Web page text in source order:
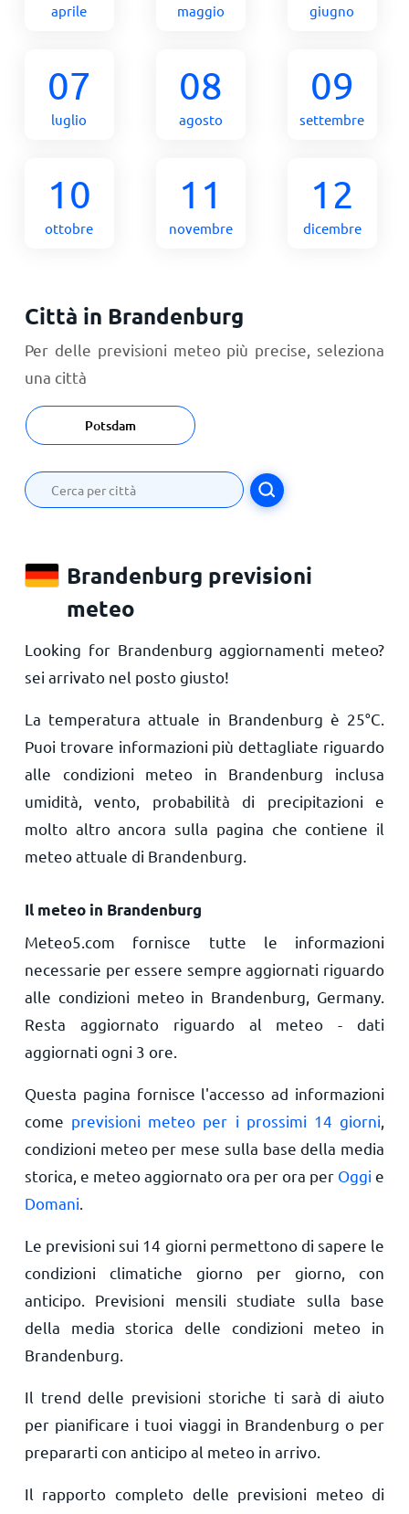
aprile maggio giugno
07
luglio
08
agosto
09
settembre
10
ottobre
11
novembre
12
dicembre
Città in Brandenburg
Per delle previsioni meteo più precise, seleziona
una città
Potsdam
Brandenburg previsioni
meteo
Looking for Brandenburg aggiornamenti meteo?
sei arrivato nel posto giusto!
La temperatura attuale in Brandenburg è 25°C
Puoi trovare informazioni più dettagliate riguardo
alle condizioni meteo in Brandenburg inclusa
umidità, vento, probabilità di precipitazioni e
molto altro ancora sulla pagina che contiene il
meteo attuale di Brandenburg.
Il meteo in Brandenburg
Meteo5.com fornisce tutte le informazioni
necessarie per essere sempre aggiornati riguardo
alle condizioni meteo in Brandenburg, Germany.
Resta aggiornato riguardo al meteo - dati
aggiornati ogni 3 ore.
Questa pagina fornisce l'accesso ad informazioni
come previsioni meteo per i prossimi 14 giorni
condizioni meteo per mese sulla base della media
storica, e meteo aggiornato ora per ora per Oggi e
Domani
Le previsioni sui 14 giorni permettono di sapere le
condizioni climatiche giorno per giorno, con
anticipo. Previsioni mensili studiate sulla base
della media storica delle condizioni meteo in
Brandenburg.
Il trend delle previsioni storiche ti sarà di aiuto
per pianificare i tuoi viaggi in Brandenburg o per
prepararti con anticipo al meteo in arrivo.
Il rapporto completo delle previsioni meteo di